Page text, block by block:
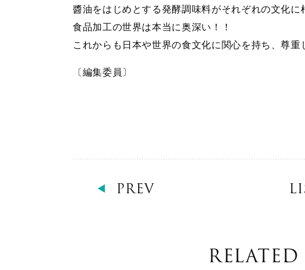
醬油をはじめとする発酵調味料がそれぞれの文化に
食品加工の世界は本当に奥深い！！
これからも日本や世界の食文化に関心を持ち、尊重
〔編集委員〕
PREV